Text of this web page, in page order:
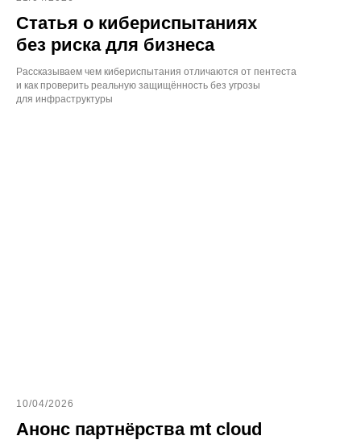
Статья о кибериспытаниях
без риска для бизнеса
Рассказываем чем кибериспытания отличаются от пентеста
и как проверить реальную защищённость без угрозы
для инфраструктуры
10/04/2026
Анонс партнёрства mt cloud